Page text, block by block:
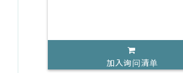
加入询问清单